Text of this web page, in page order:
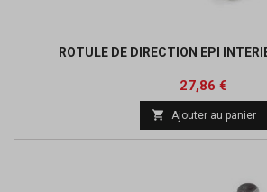
ROTULE DE DIRECTION EPI
Prix
27,86 €
 Ajouter au panier